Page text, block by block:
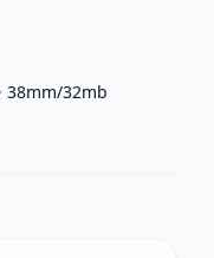
38mm/32mb